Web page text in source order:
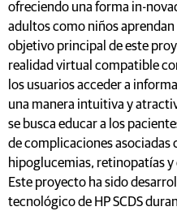
ofreciendo una forma in-
adultos como niños aprendan
objetivo principal de este
realidad virtual compatible
los usuarios acceder a
una manera intuitiva y
se busca educar a los
de complicaciones asociadas
hipoglucemias, retinopatías
Este proyecto ha sido
tecnológico de HP SCDS